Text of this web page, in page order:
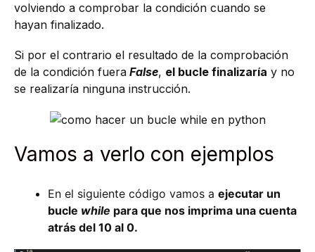
volviendo a comprobar la condición cuando se
hayan finalizado.
Si por el contrario el resultado de la comprobación
de la condición fuera False, el bucle finalizaría y no
se realizaría ninguna instrucción.
Vamos a verlo con ejemplos
En el siguiente código vamos a ejecutar un
bucle while para que nos imprima una cuenta
atrás del 10 al 0.